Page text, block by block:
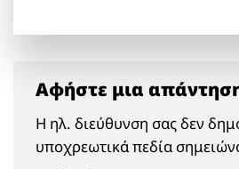
Αφήστε μια
Η ηλ. διεύθυνση σας δεν
υποχρεωτικά πεδία